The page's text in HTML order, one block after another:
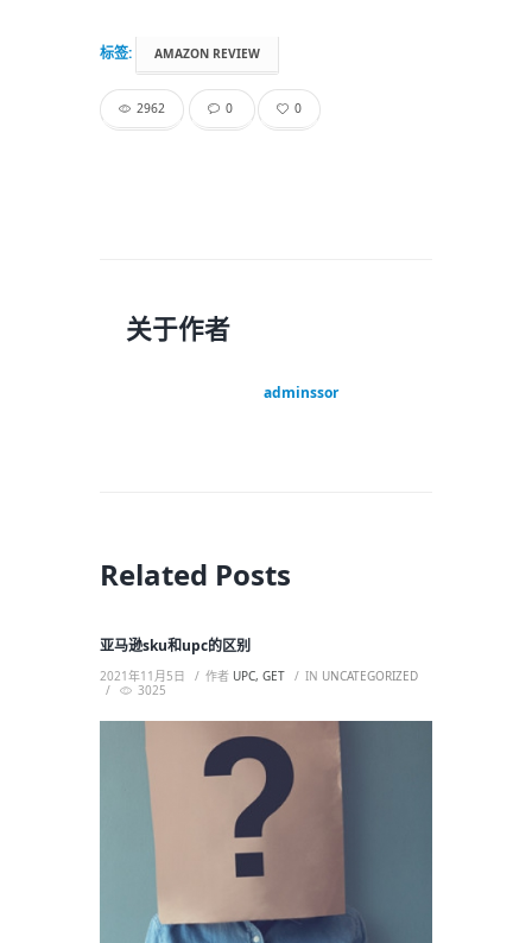
标签: AMAZON REVIEW
2962 0 0
关于作者
adminssor
Related Posts
亚马逊sku和upc的区别
2021年11月5日 作者 UPC, GET IN UNCATEGORIZED
3025